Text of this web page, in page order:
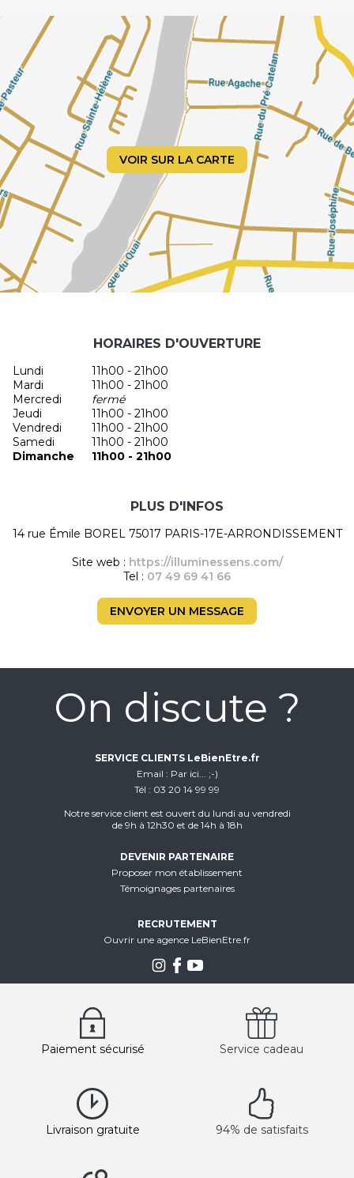
VOIR SUR LA CARTE
HORAIRES D'OUVERTURE
Lundi
11h00 - 21h00
Mardi
11h00 - 21h00
Mercredi
fermé
Jeudi
11h00 - 21h00
Vendredi
11h00 - 21h00
Samedi
11h00 - 21h00
Dimanche
11h00 - 21h00
PLUS D'INFOS
14 rue Émile BOREL 75017 PARIS-17E-ARRONDISSEMENT
Site web : https://illuminessens.com/
Tel : 07 49 69 41 66
ENVOYER UN MESSAGE
On discute ?
SERVICE CLIENTS LeBienEtre.fr
Email
Par ici... ;-)
Tél
03 20 14 99 99
Notre service client est ouvert du lundi au vendredi
de 9h à 12h30 et de 14h à 18h
DEVENIR PARTENAIRE
Proposer mon établissement
Témoignages partenaires
RECRUTEMENT
Ouvrir une agence LeBienEtre.fr
Paiement sécurisé Service cadeau
Livraison gratuite 94% de satisfaits